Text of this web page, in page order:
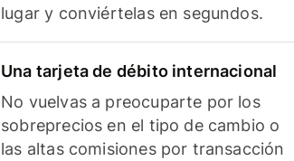
lugar y conviértelas en segundos.
Una tarjeta de débito internacional
No vuelvas a preocuparte por los
sobreprecios en el tipo de cambio o
las altas comisiones por transacción